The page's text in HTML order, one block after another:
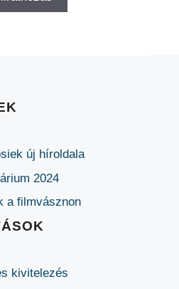
új híroldala
2024
a filmvásznon
kivitelezés